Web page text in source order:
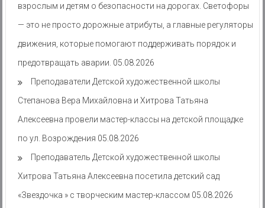
взрослым и детям о безопасности на дорогах. Светофоры
— это не просто дорожные атрибуты, а главные регуляторы
движения, которые помогают поддерживать порядок и
предотвращать аварии. 05.08.2026
Преподаватели Детской художественной школы
Степанова Вера Михайловна и Хитрова Татьяна
Алексеевна провели мастер-классы на детской площадке
по ул. Возрождения 05.08.2026
Преподаватель Детской художественной школы
Хитрова Татьяна Алексеевна посетила детский сад
«Звездочка » с творческим мастер-классом 05.08.2026